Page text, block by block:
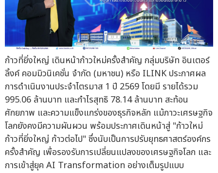
ก้าวที่ยิ่งใหญ่ เดินหน้าก้าวใหม่ครั้งสำคัญ กลุ่มบริษัท อินเตอร์
ลิ้งค์ คอมมิวนิเคชั่น จำกัด (มหาชน) หรือ ILINK ประกาศผล
การดำเนินงานประจำไตรมาส 1 ปี 2569 โดยมี รายได้รวม
995.06 ล้านบาท และกำไรสุทธิ 78.14 ล้านบาท สะท้อน
ศักยภาพ และความแข็งแกร่งของธุรกิจหลัก แม้ภาวะเศรษฐกิจ
โลกยังคงมีความผันผวน พร้อมประกาศเดินหน้าสู่ "ก้าวใหม่
ก้าวที่ยิ่งใหญ่ ก้าวต่อไป" ซึ่งนับเป็นการปรับยุทธศาสตร์องค์กร
ครั้งสำคัญ เพื่อรองรับการเปลี่ยนแปลงของเศรษฐกิจโลก และ
การเข้าสู่ยุค AI Transformation อย่างเต็มรูปแบบ